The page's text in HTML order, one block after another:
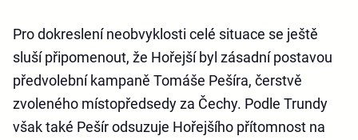
Pro dokreslení neobvyklosti celé situace se ještě
sluší připomenout, že Hořejší byl zásadní postavou
předvolební kampaně Tomáše Pešíra, čerstvě
zvoleného místopředsedy za Čechy. Podle Trundy
však také Pešír odsuzuje Hořejšího přítomnost na